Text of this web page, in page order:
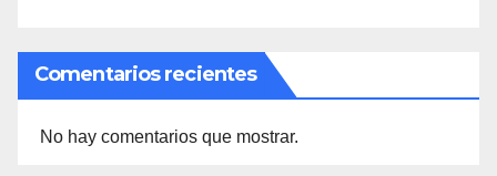
Comentarios recientes
No hay comentarios que mostrar.